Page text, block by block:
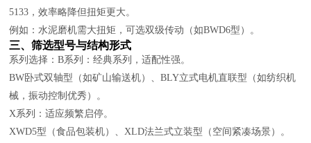
5133，效率略降但扭矩更大。
例如：水泥磨机需大扭矩，可选双级传动（如BWD6型）。
三、筛选型号与结构形式
系列选择：B系列：经典系列，适配性强。
BW卧式双轴型（如矿山输送机）、BLY立式电机直联型（如纺织机
械，振动控制优秀）。
X系列：适应频繁启停。
XWD5型（食品包装机）、XLD法兰式立装型（空间紧凑场景）。